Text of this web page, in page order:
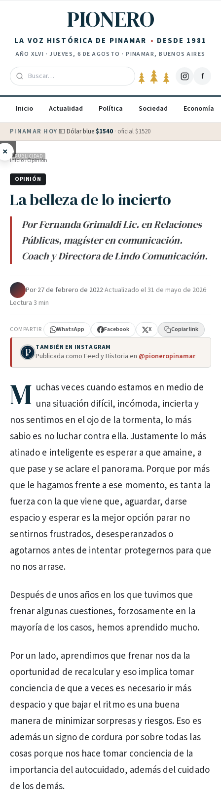
PIONERO
LA VOZ HISTÓRICA DE PINAMAR DESDE 1981
AÑOXLVI ·JUEVES, 6 DE AGOSTO · PINAMAR, BUENOS AIRES
f
Inicio Actualidad Política Sociedad Economía
PINAMAR HOY·💵 Dólar blue $1540 · oficial $1520
× PUBLICIDAD
Inicio›Opinión
OPINIÓN
La belleza de lo incierto
Por Fernanda Grimaldi Lic. en Relaciones
Públicas, magíster en comunicación.
Coach y Directora de Lindo Comunicación.
Por·27 de febrero de 2022·Actualizado el31 de mayo de 2026·
Lectura 3 min
COMPARTIR WhatsApp Facebook X Copiar link
TAMBIÉN EN INSTAGRAM
Publicada como Feed y Historia en @pioneropinamar
M uchas veces cuando estamos en medio de
una situación difícil, incómoda, incierta y
nos sentimos en el ojo de la tormenta, lo más
sabio es no luchar contra ella. Justamente lo más
atinado e inteligente es esperar a que amaine, a
que pase y se aclare el panorama. Porque por más
que le hagamos frente a ese momento, es tanta la
fuerza con la que viene que, aguardar, darse
espacio y esperar es la mejor opción parar no
sentirnos frustrados, desesperanzados o
agotarnos antes de intentar protegernos para que
no nos arrase.
Después de unos años en los que tuvimos que
frenar algunas cuestiones, forzosamente en la
mayoría de los casos, hemos aprendido mucho.
Por un lado, aprendimos que frenar nos da la
oportunidad de recalcular y eso implica tomar
conciencia de que a veces es necesario ir más
despacio y que bajar el ritmo es una buena
manera de minimizar sorpresas y riesgos. Eso es
además un signo de cordura por sobre todas las
cosas porque nos hace tomar conciencia de la
importancia del autocuidado, además del cuidado
de los demás.